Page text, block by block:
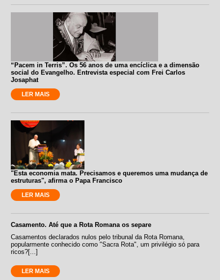
“Pacem in Terris”. Os 56 anos de uma encíclica e a dimensão
social do Evangelho. Entrevista especial com Frei Carlos
Josaphat
LER MAIS
"Esta economia mata. Precisamos e queremos uma mudança de
estruturas", afirma o Papa Francisco
LER MAIS
Casamento. Até que a Rota Romana os separe
Casamentos declarados nulos pelo tribunal da Rota Romana,
popularmente conhecido como "Sacra Rota", um privilégio só para
ricos?[...]
LER MAIS